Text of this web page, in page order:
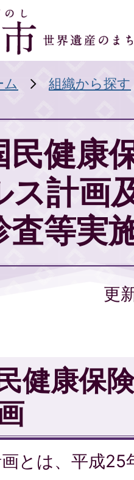
ム 組織から探す
民健康
ス計画
査等実
更
健康保
とは、平成25